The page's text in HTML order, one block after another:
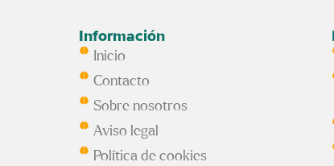
Información
Inicio
Contacto
Sobre nosotros
Aviso legal
Política de cookies